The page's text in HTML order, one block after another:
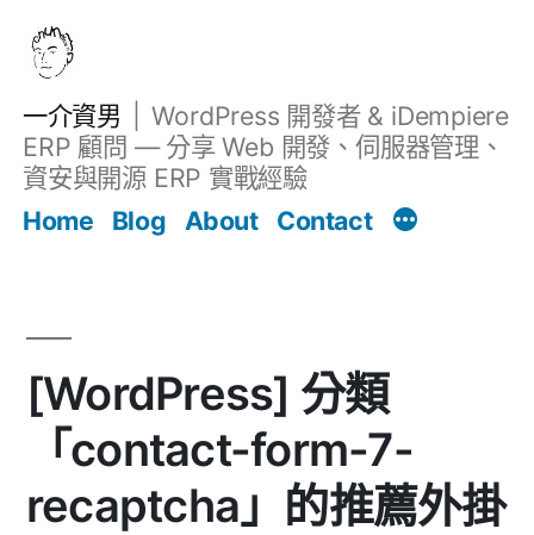
一介資男
WordPress 開發者 & iDempiere
ERP 顧問 — 分享 Web 開發、伺服器管理、
資安與開源 ERP 實戰經驗
Home
Blog About Contact
[WordPress] 分類
「contact-form-7-
recaptcha」的推薦外掛
文章 Filter